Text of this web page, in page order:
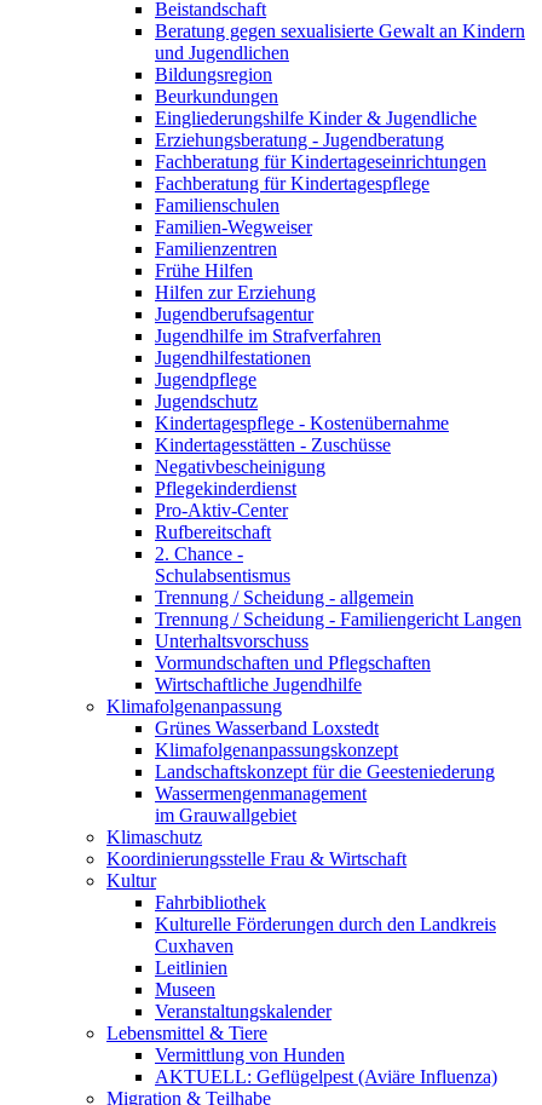
Beistandschaft
Beratung gegen sexualisierte Gewalt an Kindern
und Jugendlichen
Bildungsregion
Beurkundungen
Eingliederungshilfe Kinder & Jugendliche
Erziehungsberatung - Jugendberatung
Fachberatung für Kindertageseinrichtungen
Fachberatung für Kindertagespflege
Familienschulen
Familien-Wegweiser
Familienzentren
Frühe Hilfen
Hilfen zur Erziehung
Jugendberufsagentur
Jugendhilfe im Strafverfahren
Jugendhilfestationen
Jugendpflege
Jugendschutz
Kindertagespflege - Kostenübernahme
Kindertagesstätten - Zuschüsse
Negativbescheinigung
Pflegekinderdienst
Pro-Aktiv-Center
Rufbereitschaft
2. Chance -
Schulabsentismus
Trennung / Scheidung - allgemein
Trennung / Scheidung - Familiengericht Langen
Unterhaltsvorschuss
Vormundschaften und Pflegschaften
Wirtschaftliche Jugendhilfe
Klimafolgenanpassung
Grünes Wasserband Loxstedt
Klimafolgenanpassungskonzept
Landschaftskonzept für die Geesteniederung
Wassermengenmanagement
im Grauwallgebiet
Klimaschutz
Koordinierungsstelle Frau & Wirtschaft
Kultur
Fahrbibliothek
Kulturelle Förderungen durch den Landkreis
Cuxhaven
Leitlinien
Museen
Veranstaltungskalender
Lebensmittel & Tiere
Vermittlung von Hunden
AKTUELL: Geflügelpest (Aviäre Influenza)
Migration & Teilhabe